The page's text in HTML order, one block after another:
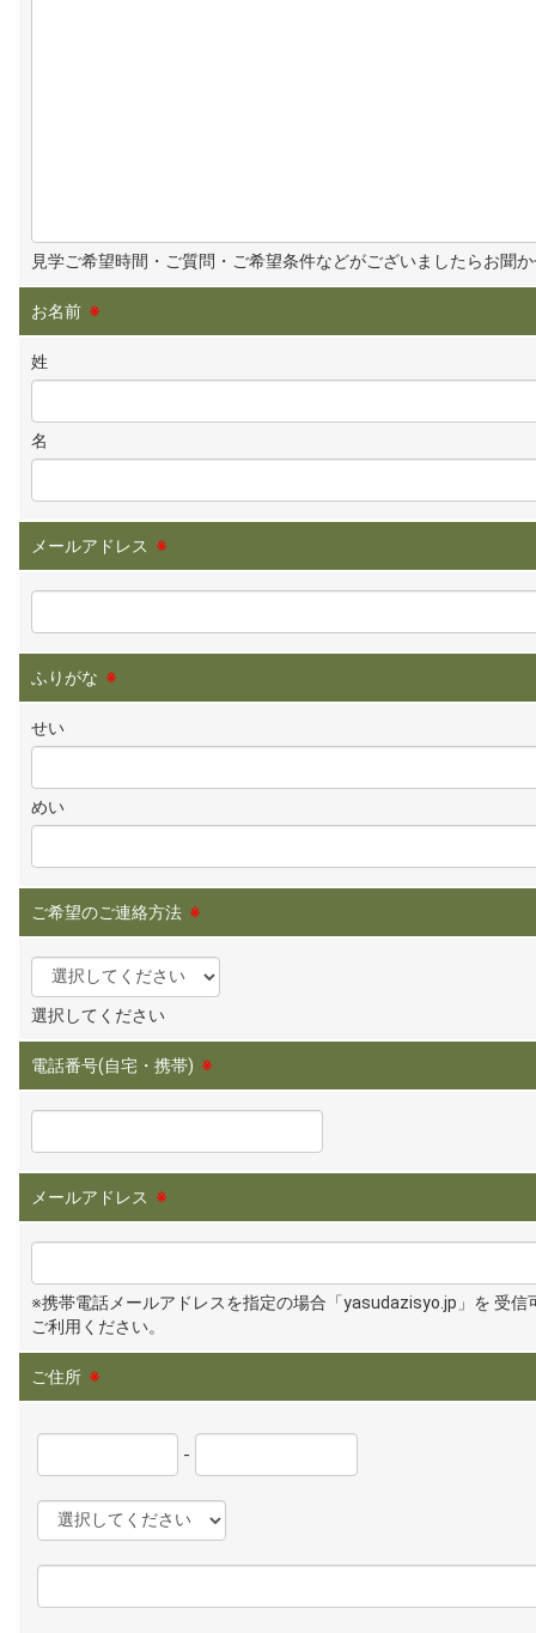
見学ご希望時間・ご質問・ご希望条件などがございましたらお聞
お名前 ※
姓
名
メールアドレス ※
ふりがな ※
せい
めい
ご希望のご連絡方法 ※
選択してください
電話番号(自宅・携帯) ※
メールアドレス ※
※携帯電話メールアドレスを指定の場合「yasudazisyo.jp」を 受信
ご利用ください。
ご住所 ※
-